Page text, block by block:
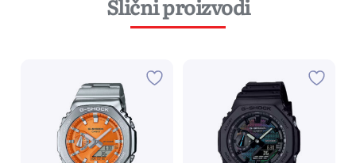
Slični proizvodi